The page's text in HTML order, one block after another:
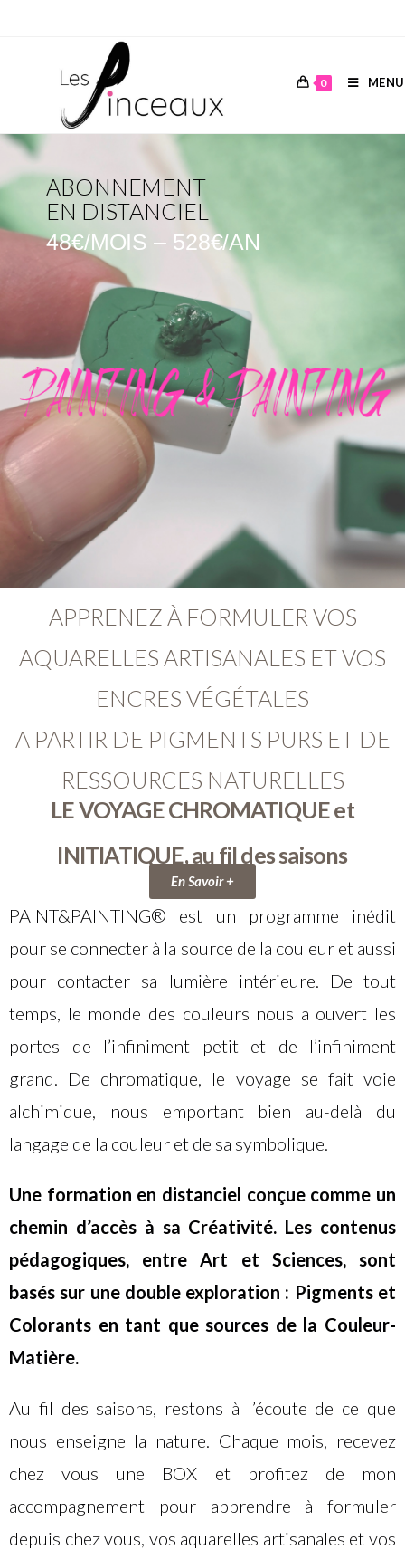
0 MENU
ABONNEMENT
EN DISTANCIEL
48€/MOIS – 528€/AN
APPRENEZ À FORMULER VOS
AQUARELLES ARTISANALES ET VOS
ENCRES VÉGÉTALES
A PARTIR DE PIGMENTS PURS ET DE
RESSOURCES NATURELLES
LE VOYAGE CHROMATIQUE et
INITIATIQUE, au fil des saisons
En Savoir +
PAINT&PAINTING® est un programme inédit
pour se connecter à la source de la couleur et aussi
pour contacter sa lumière intérieure. De tout
temps, le monde des couleurs nous a ouvert les
portes de l’infiniment petit et de l’infiniment
grand. De chromatique, le voyage se fait voie
alchimique, nous emportant bien au-delà du
langage de la couleur et de sa symbolique.
Une formation en distanciel conçue comme un
chemin d’accès à sa Créativité. Les contenus
pédagogiques, entre Art et Sciences, sont
basés sur une double exploration : Pigments et
Colorants en tant que sources de la Couleur-
Matière.
Au fil des saisons, restons à l’écoute de ce que
nous enseigne la nature. Chaque mois, recevez
chez vous une BOX et profitez de mon
accompagnement pour apprendre à formuler
depuis chez vous, vos aquarelles artisanales et vos